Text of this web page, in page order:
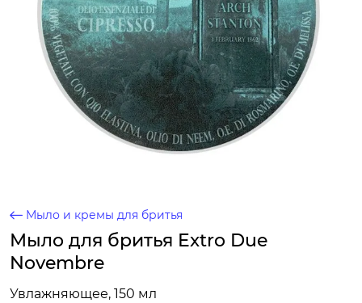
Мыло и кремы для бритья
Мыло для бритья Extro Due
Novembre
Увлажняющее, 150 мл